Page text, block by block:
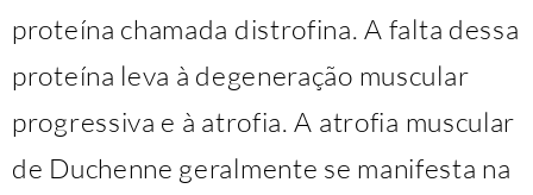
proteína chamada distrofina. A falta dessa
proteína leva à degeneração muscular
progressiva e à atrofia. A atrofia muscular
de Duchenne geralmente se manifesta na